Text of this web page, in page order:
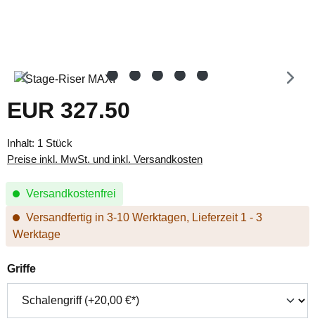
Bildergalerie überspringen
Regulärer Preis:
EUR 327.50
Inhalt: 1 Stück
Preise inkl. MwSt. und inkl. Versandkosten
Versandkostenfrei
Versandfertig in 3-10 Werktagen, Lieferzeit 1 - 3
Werktage
Griffeauswählen